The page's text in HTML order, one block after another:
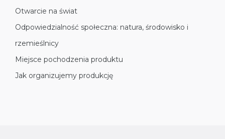
Otwarcie na świat
Odpowiedzialność społeczna: natura, środowisko i
rzemieślnicy
Miejsce pochodzenia produktu
Jak organizujemy produkcję